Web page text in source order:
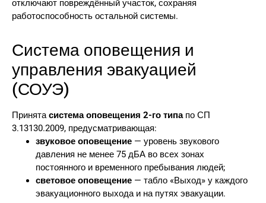
отключают повреждённый участок, сохраняя
работоспособность остальной системы.
Система оповещения и
управления эвакуацией
(СОУЭ)
Принятасистема оповещения 2-го типапо СП
3.13130.2009, предусматривающая:
звуковое оповещение — уровень звукового
давления не менее 75 дБА во всех зонах
постоянного и временного пребывания людей;
световое оповещение — табло «Выход» у каждого
эвакуационного выхода и на путях эвакуации.